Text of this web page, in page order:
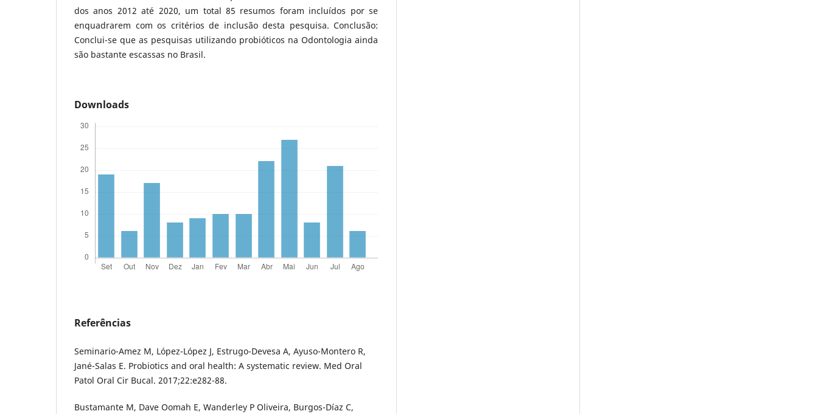
dos anos 2012 até 2020, um total 85 resumos foram incluídos por se
enquadrarem com os critérios de inclusão desta pesquisa. Conclusão:
Conclui-se que as pesquisas utilizando probióticos na Odontologia ainda
são bastante escassas no Brasil.
Downloads
Referências
Seminario-Amez M, López-López J, Estrugo-Devesa A, Ayuso-Montero R,
Jané-Salas E. Probiotics and oral health: A systematic review. Med Oral
Patol Oral Cir Bucal. 2017;22:e282-88.
Bustamante M, Dave Oomah E, Wanderley P Oliveira, Burgos-Díaz C,